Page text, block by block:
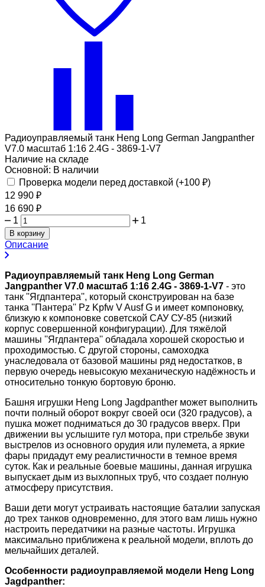
Радиоуправляемый танк Heng Long German Jangpanther
V7.0 масштаб 1:16 2.4G - 3869-1-V7
Наличие на складе
Основной: В наличии
Проверка модели перед доставкой (+100 ₽)
12 990 ₽
16 690 ₽
1
1
В корзину
Описание
Радиоуправляемый танк Heng Long German
Jangpanther V7.0 масштаб 1:16 2.4G - 3869-1-V7 - это
танк ''Ягдпантера'', который сконструирован на базе
танка ''Пантера'' Pz Kpfw V Ausf G и имеет компоновку,
близкую к компоновке советской САУ СУ-85 (низкий
корпус совершенной конфигурации). Для тяжёлой
машины ''Ягдпантера'' обладала хорошей скоростью и
проходимостью. С другой стороны, самоходка
унаследовала от базовой машины ряд недостатков, в
первую очередь невысокую механическую надёжность и
относительно тонкую бортовую броню.
Башня игрушки Heng Long Jagdpanther может выполнить
почти полный оборот вокруг своей оси (320 градусов), а
пушка может подниматься до 30 градусов вверх. При
движении вы услышите гул мотора, при стрельбе звуки
выстрелов из основного орудия или пулемета, а яркие
фары придадут ему реалистичности в темное время
суток. Как и реальные боевые машины, данная игрушка
выпускает дым из выхлопных труб, что создает полную
атмосферу присутствия.
Ваши дети могут устраивать настоящие баталии запуская
до трех танков одновременно, для этого вам лишь нужно
настроить передатчики на разные частоты. Игрушка
максимально приближена к реальной модели, вплоть до
мельчайших деталей.
Особенности радиоуправляемой модели Heng Long
Jagdpanther: